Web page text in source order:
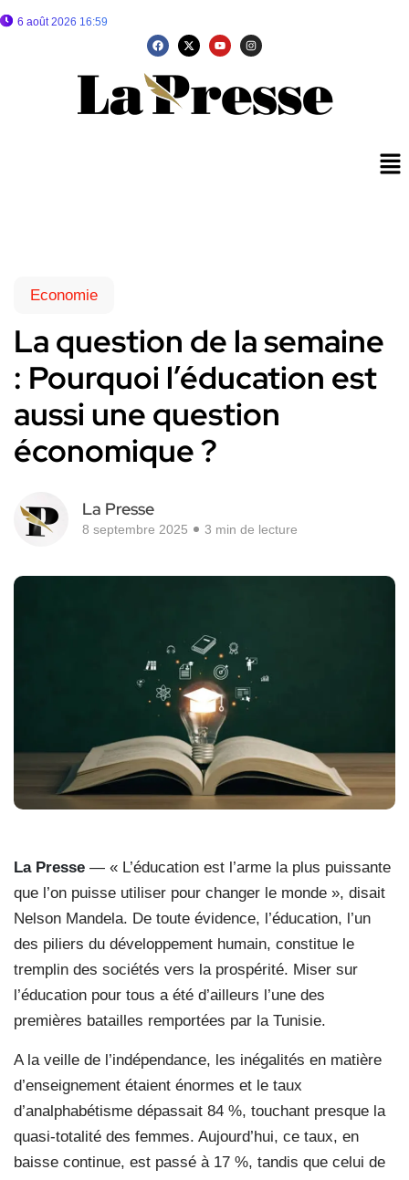
6 août 2026 16:59
Economie
La question de la semaine
: Pourquoi l’éducation est
aussi une question
économique ?
La Presse
8 septembre 2025 3 min de lecture
La Presse — « L’éducation est l’arme la plus puissante
que l’on puisse utiliser pour changer le monde », disait
Nelson Mandela. De toute évidence, l’éducation, l’un
des piliers du développement humain, constitue le
tremplin des sociétés vers la prospérité. Miser sur
l’éducation pour tous a été d’ailleurs l’une des
premières batailles remportées par la Tunisie.
A la veille de l’indépendance, les inégalités en matière
d’enseignement étaient énormes et le taux
d’analphabétisme dépassait 84 %, touchant presque la
quasi-totalité des femmes. Aujourd’hui, ce taux, en
baisse continue, est passé à 17 %, tandis que celui de